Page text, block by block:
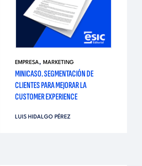
EMPRESA, MARKETING
MINICASO. SEGMENTACIÓN DE
CLIENTES PARA MEJORAR LA
CUSTOMER EXPERIENCE
LUIS HIDALGO PÉREZ